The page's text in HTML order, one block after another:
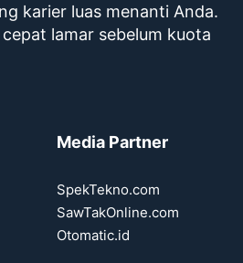
karier luas menanti Anda.
lamar sebelum kuota
Media Partner
SpekTekno.com
SawTakOnline.com
Otomatic.id